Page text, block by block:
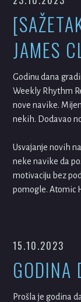
JAMES
Godinu dana
Weekly Rhythm
nove navike.
nekih. Dodavao
Usvajanje novih
neke navike da
motivaciju bez
pomogle. Atomic
15.10.2023
GODINA
Prošla je godina